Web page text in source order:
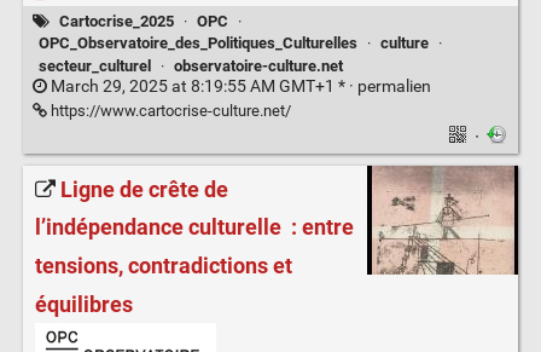
Cartocrise_2025 · OPC
·
OPC_Observatoire_des_Politiques_Culturelles
· culture
·
secteur_culturel
· observatoire-culture.net
March 29, 2025 at 8:19:55 AM GMT+1 * · permalien
https://www.cartocrise-culture.net/
·
Ligne de crête de
l’indépendance culturelle : entre
tensions, contradictions et
équilibres